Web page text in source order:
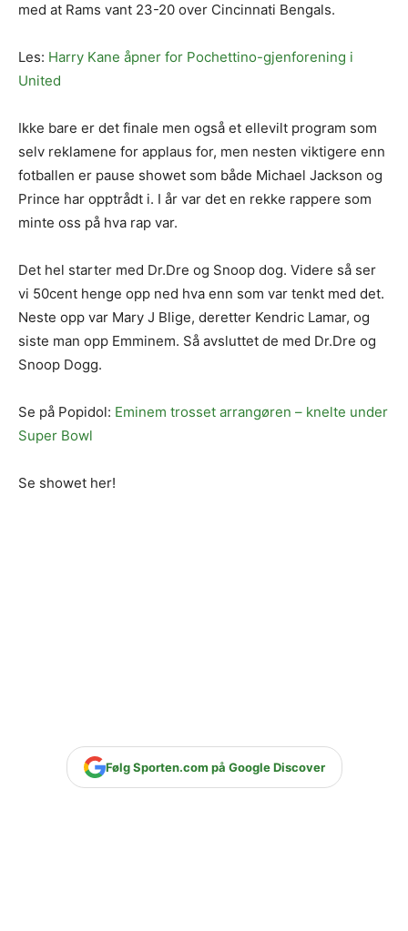
med at Rams vant 23-20 over Cincinnati Bengals.
Les: Harry Kane åpner for Pochettino-gjenforening i
United
Ikke bare er det finale men også et ellevilt program som
selv reklamene for applaus for, men nesten viktigere enn
fotballen er pause showet som både Michael Jackson og
Prince har opptrådt i. I år var det en rekke rappere som
minte oss på hva rap var.
Det hel starter med Dr.Dre og Snoop dog. Videre så ser
vi 50cent henge opp ned hva enn som var tenkt med det.
Neste opp var Mary J Blige, deretter Kendric Lamar, og
siste man opp Emminem. Så avsluttet de med Dr.Dre og
Snoop Dogg.
Se på Popidol: Eminem trosset arrangøren – knelte under
Super Bowl
Se showet her!
Følg Sporten.com på Google Discover